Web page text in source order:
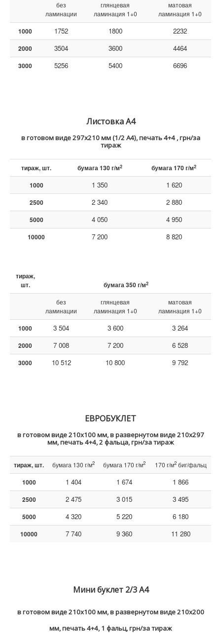
без
ламинации
глянцевая
ламинация 1+0
матовая
ламинация 1+0
1000 1752 1800 2232
2000 3504 3600 4464
3000 5256 5400 6696
Листовка А4
в готовом виде297х210 мм (1/2 А4), печать 4+4 , грн/за
тираж
тираж, шт. бумага 130 г/м2 бумага 170 г/м2
1000 1 350 1 620
2500 2 340 2 880
5000 4 050 4 950
10000 7 200 8 820
тираж,
шт.
бумага 350 г/м2
без
ламинации
глянцевая
ламинация 1+0
матовая
ламинация 1+0
1000 3 504 3 600 3 264
2000 7 008 7 200 6 528
3000 10 512 10 800 9 792
ЕВРОБУКЛЕТ
в готовом виде210х100 мм, в развернутом виде 210х297
мм, печать 4+4, 2 фальца, грн/за тираж
тираж, шт. бумага 130 г/м2 бумага 170 г/м2 170 г/м2биг/фальц
1000 1 404 1 674 1 866
2500 2 475 3 015 3 495
5000 4 320 5 220 6 180
10000 7 740 9 360 11 280
Мини буклет 2/3 A4
в готовом виде 210х100 мм, в развернутом виде 210х200
мм, печать 4+4, 1 фальц, грн/за тираж